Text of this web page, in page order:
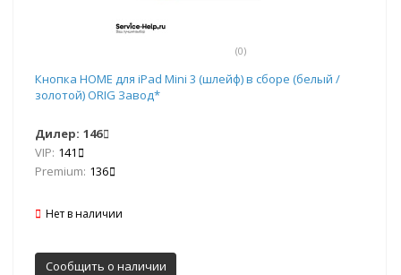
(0)
Кнопка HOME для iPad Mini 3 (шлейф) в сборе (белый /
золотой) ORIG Завод*
Дилер: 146
VIP: 141
Premium: 136
Нет в наличии
Сообщить о наличии